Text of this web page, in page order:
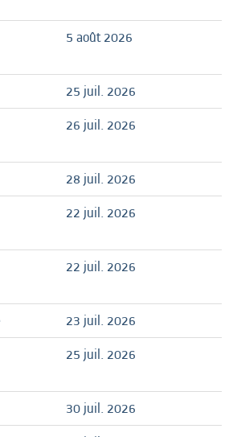
5 août 2026
25 juil. 2026
26 juil. 2026
28 juil. 2026
22 juil. 2026
22 juil. 2026
23 juil. 2026
25 juil. 2026
30 juil. 2026